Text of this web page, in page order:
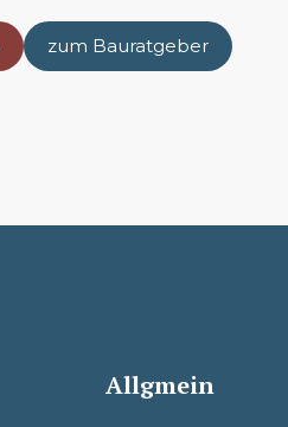
zum Bauratgeber
Allgmein